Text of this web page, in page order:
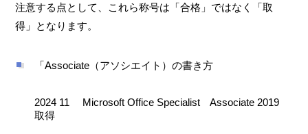
注意する点として、これら称号は「合格」ではなく「取
得」となります。
「Associate（アソシエイト）の書き方
2024 11 Microsoft Office Specialist Associate 2019
取得